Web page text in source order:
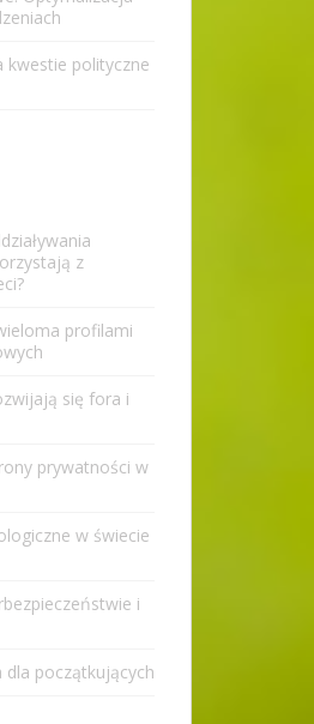
kwestie polityczne
z
profilami
się fora i
prywatności w
w świecie
i
początkujących